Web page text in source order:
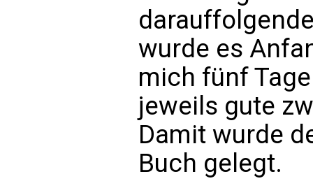
darauffolgende
wurde es
mich fünf
jeweils gute
Damit wurde
Buch gelegt.